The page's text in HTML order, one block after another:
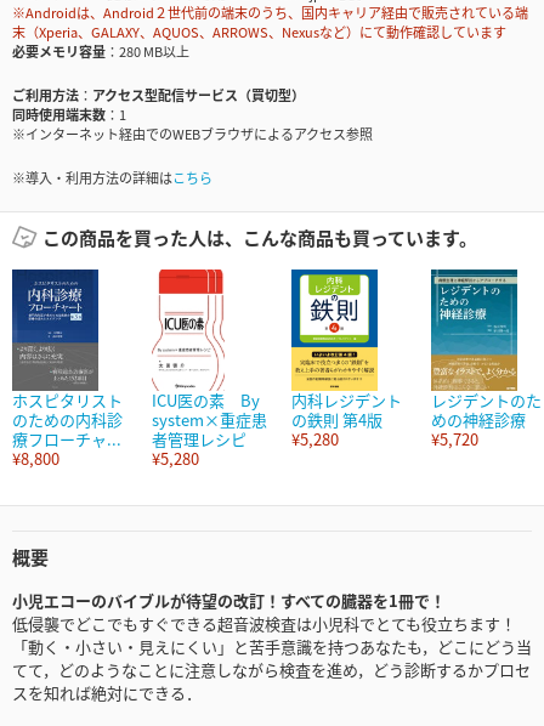
※Androidは、Android２世代前の端末のうち、国内キャリア経由で販売されている端
末（Xperia、GALAXY、AQUOS、ARROWS、Nexusなど）にて動作確認しています
必要メモリ容量
280 MB以上
ご利用方法
アクセス型配信サービス（買切型）
同時使用端末数
1
※インターネット経由でのWEBブラウザによるアクセス参照
※導入・利用方法の詳細はこちら
この商品を買った人は、こんな商品も買っています。
ホスピタリスト
のための内科診
療フローチャ...
¥8,800
ICU医の素 By
system×重症患
者管理レシピ
¥5,280
内科レジデント
の鉄則 第4版
¥5,280
レジデントのた
めの神経診療
¥5,720
概要
小児エコーのバイブルが待望の改訂！すべての臓器を1冊で！
低侵襲でどこでもすぐできる超音波検査は小児科でとても役立ちます！
「動く・小さい・見えにくい」と苦手意識を持つあなたも，どこにどう当
てて，どのようなことに注意しながら検査を進め，どう診断するかプロセ
スを知れば絶対にできる．